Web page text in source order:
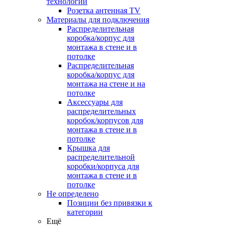
Розетка антенная TV
Материалы для подключения
Распределительная
коробка/корпус для
монтажа в стене и в
потолке
Распределительная
коробка/корпус для
монтажа на стене и на
потолке
Аксессуары для
распределительных
коробок/корпусов для
монтажа в стене и в
потолке
Крышка для
распределительной
коробки/корпуса для
монтажа в стене и в
потолке
Не определено
Позиции без привязки к
категории
Ещё